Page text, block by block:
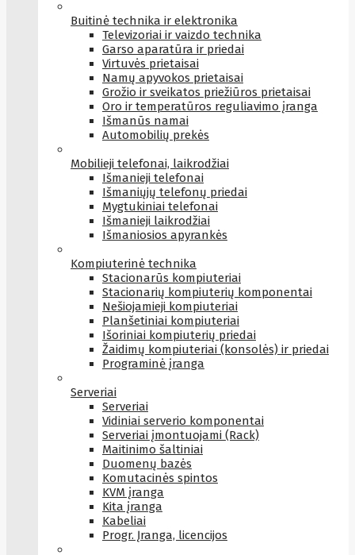
Buitinė technika ir elektronika
Televizoriai ir vaizdo technika
Garso aparatūra ir priedai
Virtuvės prietaisai
Namų apyvokos prietaisai
Grožio ir sveikatos priežiūros prietaisai
Oro ir temperatūros reguliavimo įranga
Išmanūs namai
Automobilių prekės
Mobilieji telefonai, laikrodžiai
Išmanieji telefonai
Išmaniųjų telefonų priedai
Mygtukiniai telefonai
Išmanieji laikrodžiai
Išmaniosios apyrankės
Kompiuterinė technika
Stacionarūs kompiuteriai
Stacionarių kompiuterių komponentai
Nešiojamieji kompiuteriai
Planšetiniai kompiuteriai
Išoriniai kompiuterių priedai
Žaidimų kompiuteriai (konsolės) ir priedai
Programinė įranga
Serveriai
Serveriai
Vidiniai serverio komponentai
Serveriai įmontuojami (Rack)
Maitinimo šaltiniai
Duomenų bazės
Komutacinės spintos
KVM įranga
Kita įranga
Kabeliai
Progr. Įranga, licencijos